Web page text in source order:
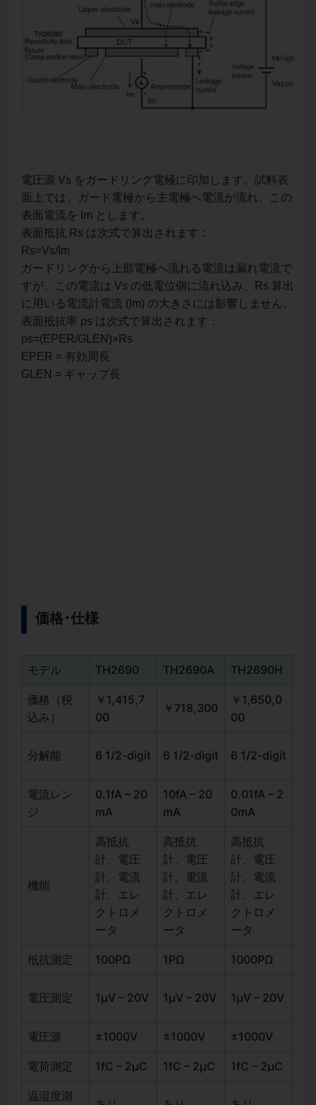
電圧源 Vs をガードリング電極に印加します。試料表
面上では、ガード電極から主電極へ電流が流れ、この
表面電流を Im とします。
表面抵抗 Rs は次式で算出されます：
Rs=Vs/Im
​ガードリングから上部電極へ流れる電流は漏れ電流で
すが、この電流は Vs の低電位側に流れ込み、Rs 算出
に用いる電流計電流 (Im) の大きさには影響しません。
表面抵抗率 ρs は次式で算出されます：
ρs=(EPER​/G EN)× Rs
EPER = 有効周長
GLEN = ギャップ長
価格･仕様
モデル TH2690 TH2690A TH2690H
価格（税
込み）
￥1,415,7
00
￥718,300
￥1,650,0
00
分解能 6 1/2-digit 6 1/2-digit 6 1/2-digit
電流レン
ジ
0.1fA – 20
mA
10fA – 20
mA
0.01fA – 2
0mA
機能
高抵抗
計、電圧
計、電流
計、エレ
クトロメ
ータ
高抵抗
計、電圧
計、電流
計、エレ
クトロメ
ータ
高抵抗
計、電圧
計、電流
計、エレ
クトロメ
ータ
抵抗測定 100PΩ 1PΩ 1000PΩ
電圧測定 1µV – 20V 1µV – 20V 1µV – 20V
電圧源 ±1000V ±1000V ±1000V
電荷測定 1fC – 2µC 1fC – 2µC 1fC – 2µC
温湿度測